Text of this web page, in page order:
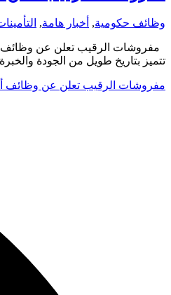
وظائف حكومية, أخبار هامة,
مفروشات الرقيب تعلن عن وظائف
تتميز بتاريخ طويل من الجودة
مفروشات الرقيب تعلن عن وظائف